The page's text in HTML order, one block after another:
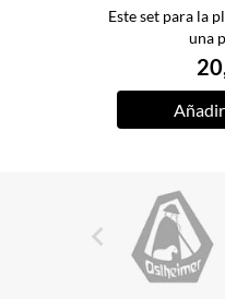
Este set para la
una
